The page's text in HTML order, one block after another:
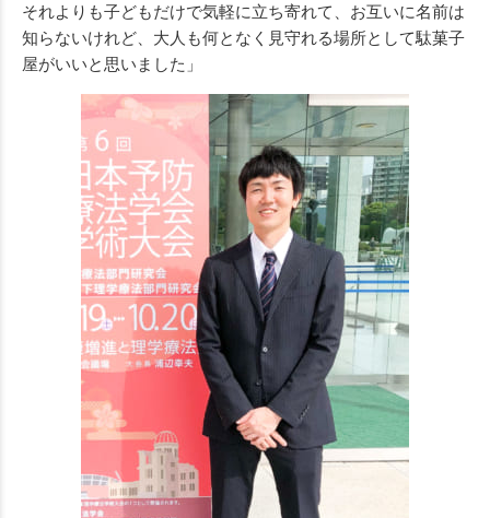
それよりも子どもだけで気軽に立ち寄れて、お互いに名前は
知らないけれど、大人も何となく見守れる場所として駄菓子
屋がいいと思いました」